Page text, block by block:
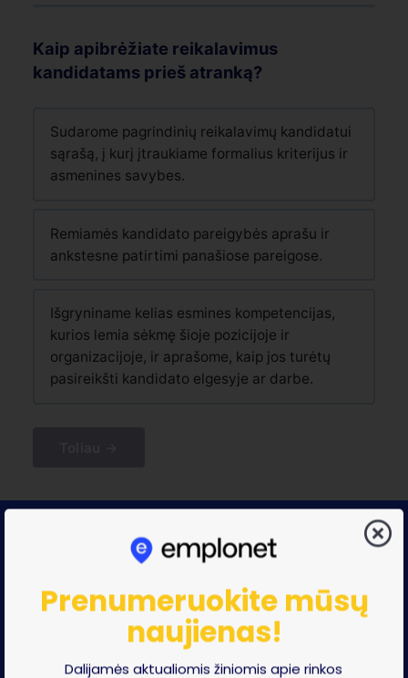
Kaip apibrėžiate reikalavimus
kandidatams prieš atranką?
Sudarome pagrindinių reikalavimų kandidatui
sąrašą, į kurį įtraukiame formalius kriterijus ir
asmenines savybes.
Remiamės kandidato pareigybės aprašu ir
ankstesne patirtimi panašiose pareigose.
Išgryniname kelias esmines kompetencijas,
kurios lemia sėkmę šioje pozicijoje ir
organizacijoje, ir aprašome, kaip jos turėtų
pasireikšti kandidato elgesyje ar darbe.
Erdvė augti verslams
Prenumeruokite mūsų
naujienas!
Dalijamės aktualiomis žiniomis apie rinkos